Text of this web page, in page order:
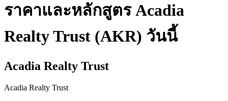
ราคาและหลักสูตร Acadia
Realty Trust (AKR) วันนี้
Acadia Realty Trust
Acadia Realty Trust